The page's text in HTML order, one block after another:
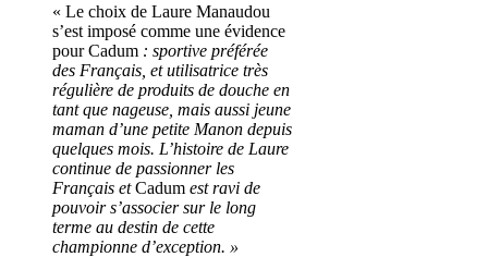
« Le choix de Laure Manaudou
s’est imposé comme une évidence
pour Cadum : sportive préférée
des Français, et utilisatrice très
régulière de produits de douche en
tant que nageuse, mais aussi jeune
maman d’une petite Manon depuis
quelques mois. L’histoire de Laure
continue de passionner les
Français etCadum est ravi de
pouvoir s’associer sur le long
terme au destin de cette
championne d’exception. »